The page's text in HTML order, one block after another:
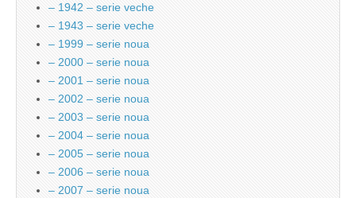
– 1942 – serie veche
– 1943 – serie veche
– 1999 – serie noua
– 2000 – serie noua
– 2001 – serie noua
– 2002 – serie noua
– 2003 – serie noua
– 2004 – serie noua
– 2005 – serie noua
– 2006 – serie noua
– 2007 – serie noua